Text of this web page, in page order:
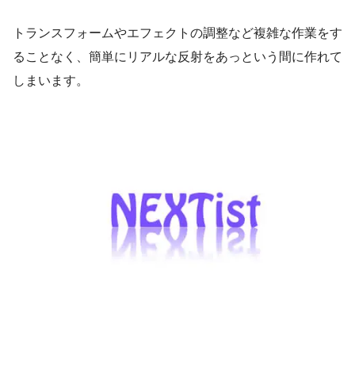
トランスフォームやエフェクトの調整など複雑な作業をす
ることなく、簡単にリアルな反射をあっという間に作れて
しまいます。